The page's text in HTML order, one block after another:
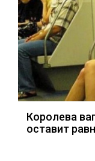
Королева
оставит